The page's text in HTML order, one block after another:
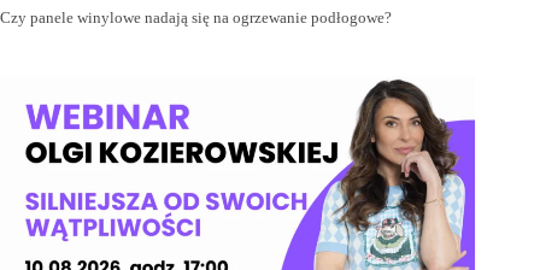
Czy panele winylowe nadają się na ogrzewanie podłogowe?